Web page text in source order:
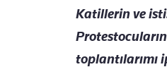
Katillerin ve
toplantılarımı